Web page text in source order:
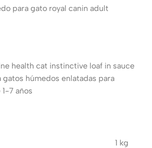
para gato royal canin adult
health cat instinctive loaf in sauce
gatos húmedos enlatadas para
7 años
1 kg